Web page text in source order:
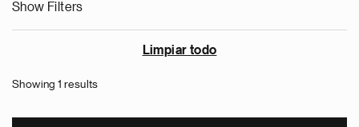
Show Filters
Limpiar todo
Showing 1 results